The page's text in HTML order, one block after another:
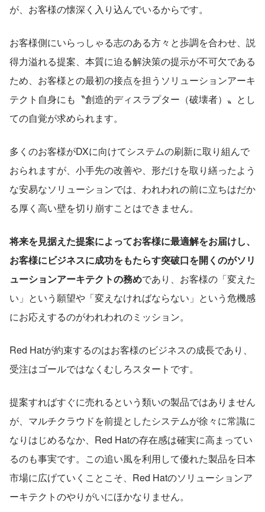
が、お客様の懐深く入り込んでいるからです。
お客様側にいらっしゃる志のある方々と歩調を合わせ、説
得力溢れる提案、本質に迫る解決策の提示が不可欠である
ため、お客様との最初の接点を担うソリューションアーキ
テクト自身にも〝創造的ディスラプター（破壊者）〟とし
ての自覚が求められます。
多くのお客様がDXに向けてシステムの刷新に取り組んで
おられますが、小手先の改善や、形だけを取り繕ったよう
な安易なソリューションでは、われわれの前に立ちはだか
る厚く高い壁を切り崩すことはできません。
将来を見据えた提案によってお客様に最適解をお届けし、
お客様にビジネスに成功をもたらす突破口を開くのがソリ
ューションアーキテクトの務めであり、お客様の「変えた
い」という願望や「変えなければならない」という危機感
にお応えするのがわれわれのミッション。
Red Hatが約束するのはお客様のビジネスの成長であり、
受注はゴールではなくむしろスタートです。
提案すればすぐに売れるという類いの製品ではありません
が、マルチクラウドを前提としたシステムが徐々に常識に
なりはじめるなか、Red Hatの存在感は確実に高まってい
るのも事実です。この追い風を利用して優れた製品を日本
市場に広げていくことこそ、Red Hatのソリューションア
ーキテクトのやりがいにほかなりません。